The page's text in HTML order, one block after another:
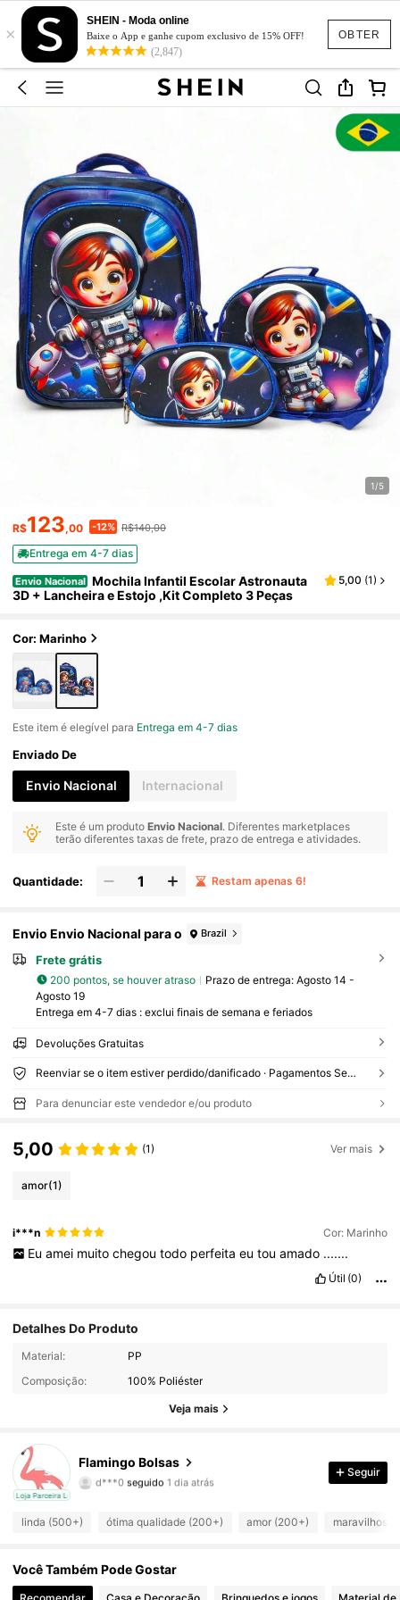
OBTER
×
SHEIN - Moda online
Baixe o App e ganhe cupom exclusivo de 15% OFF!
(2,847)
1/5
R$123,00 -12% R$140,00
Entrega em 4-7 dias
Envio Nacional Mochila Infantil Escolar Astronauta
3D + Lancheira e Estojo ,Kit Completo 3 Peças
5,00 (1)
Cor: Marinho
Este item é elegível para Entrega em 4-7 dias
Enviado De
Envio Nacional Internacional
Este é um produtoEnvio Nacional. Diferentes marketplaces
terão diferentes taxas de frete, prazo de entrega e atividades.
Quantidade: Restam apenas 6!
Envio Envio Nacional para o Brazil
Frete grátis
200 pontos, se houver atraso Prazo de entrega: Agosto 14 -
Agosto 19
Entrega em 4-7 dias : exclui finais de semana e feriados
Devoluções Gratuitas
Reenviar se o item estiver perdido/danificado · Pagamentos Seguros · Proteção de privacidade
Para denunciar este vendedor e/ou produto
5,00 (1) Ver mais
amor(1)
i***n Cor: Marinho
Eu amei muito chegou todo perfeita eu tou amado .......
Útil (0)
Detalhes Do Produto
Material:
PP
Composição:
100% Poliéster
Veja mais
Loja Parceira Local
Flamingo Bolsas
957 Seguidores
4,94
d***0 seguido 1 dia atrás
4,94 957 Seguidores
Seguir
linda (500+) ótima qualidade (200+) amor (200+) maravilhoso
Você Também Pode Gostar